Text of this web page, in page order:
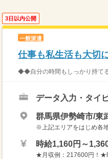
3日以内公開
一般派遣
仕事も私生活も大切
◆◆自分の時間もしっかり持て
データ入力・タイ
群馬県伊勢崎市/東
※上記エリアをはじめ
時給1,160円～
★月収例：217600円！